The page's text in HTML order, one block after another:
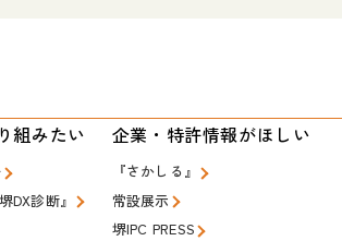
組みたい
DX診断』
企業・特許情報がほしい
『さかしる』
常設展示
堺IPC PRESS